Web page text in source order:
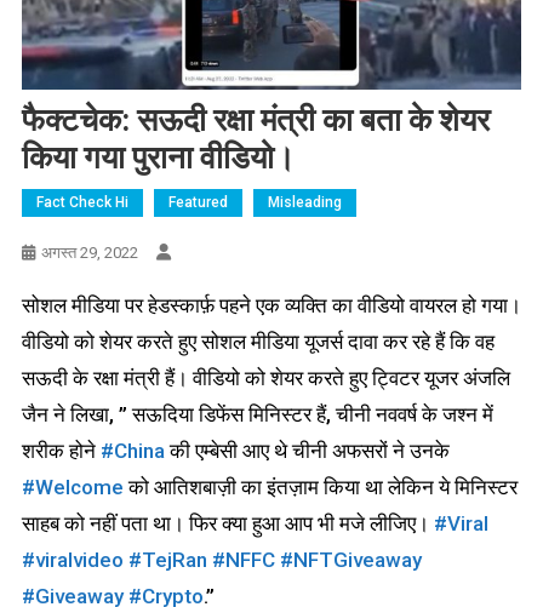
फैक्टचेक: सऊदी रक्षा मंत्री का बता के शेयर
किया गया पुराना वीडियो।
Fact Check Hi Featured Misleading
अगस्त 29, 2022
सोशल मीडिया पर हेडस्कार्फ़ पहने एक व्यक्ति का वीडियो वायरल हो गया।
वीडियो को शेयर करते हुए सोशल मीडिया यूजर्स दावा कर रहे हैं कि वह
सऊदी के रक्षा मंत्री हैं। वीडियो को शेयर करते हुए ट्विटर यूजर अंजलि
जैन ने लिखा, ” सऊदिया डिफेंस मिनिस्टर हैं, चीनी नववर्ष के जश्न में
शरीक होने #China की एम्बेसी आए थे चीनी अफसरों ने उनके
#Welcome को आतिशबाज़ी का इंतज़ाम किया था लेकिन ये मिनिस्टर
साहब को नहीं पता था। फिर क्या हुआ आप भी मजे लीजिए। #Viral
#viralvideo #TejRan #NFFC #NFTGiveaway
#Giveaway #Crypto.”